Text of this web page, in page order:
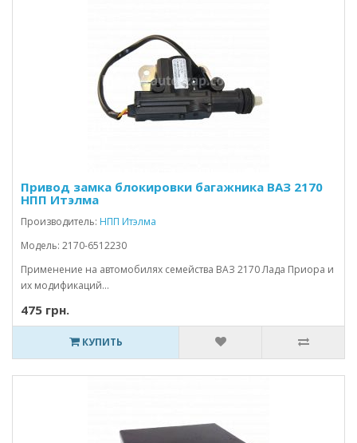
Привод замка блокировки багажника ВАЗ 2170
НПП Итэлма
Производитель: НПП Итэлма
Модель: 2170-6512230
Применение на автомобилях семейства ВАЗ 2170 Лада Приора и
их модификаций...
475 грн.
КУПИТЬ